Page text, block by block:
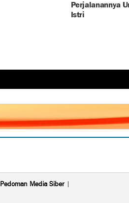
Perjalanannya
Istri
Pedoman Media Siber |